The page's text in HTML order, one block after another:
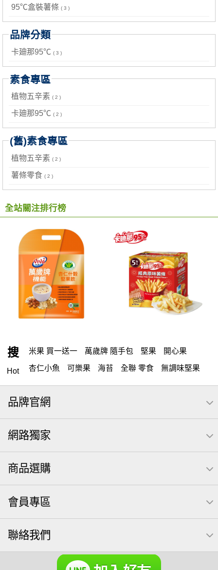
95℃盒裝薯條 ( 3 )
品牌分類
卡廸那95℃ ( 3 )
素食專區
植物五辛素 ( 2 )
卡廸那95℃ ( 2 )
(舊)素食專區
植物五辛素 ( 2 )
薯條零食 ( 2 )
全站關注排行榜
搜
Hot
米果 買一送一 萬歲牌 隨手包 堅果 開心果
杏仁小魚 可樂果 海苔 全聯 零食 無調味堅果
無調味 全聯 禮盒 堅穀力 全聯 素食 綜合纖果
米果 薯條
全聯 拜拜 飲 桶裝堅果 元本山 可樂
三角壽司海苔 核桃
南瓜子 萬歲開心果 三角 荷卡 無調味綜合果
【萬歲牌】每日堅果系列
芥末 可樂果 小魚干 萬歲牌 米果 小魚 蜜汁腰果
可樂果 帆布袋
全聯 南瓜子 三角飯糰 禮盒 素食 杏仁
海苔 芥末味 開心果 萬歲牌
全聯 堅果 萬歲牌小魚 滿天星 全聯 海苔
品牌官網
網路獨家
商品選購
會員專區
聯絡我們